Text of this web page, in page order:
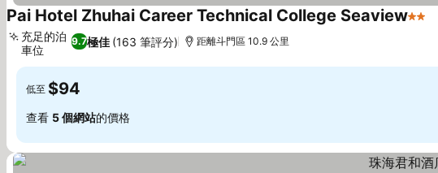
Pai Hotel Zhuhai Career Technical College Seaview2 星級
9.7極佳 (163 筆評分)
充足的泊
車位
距離斗門區 10.9 公里
低至 $94
查看 5 個網站的價格